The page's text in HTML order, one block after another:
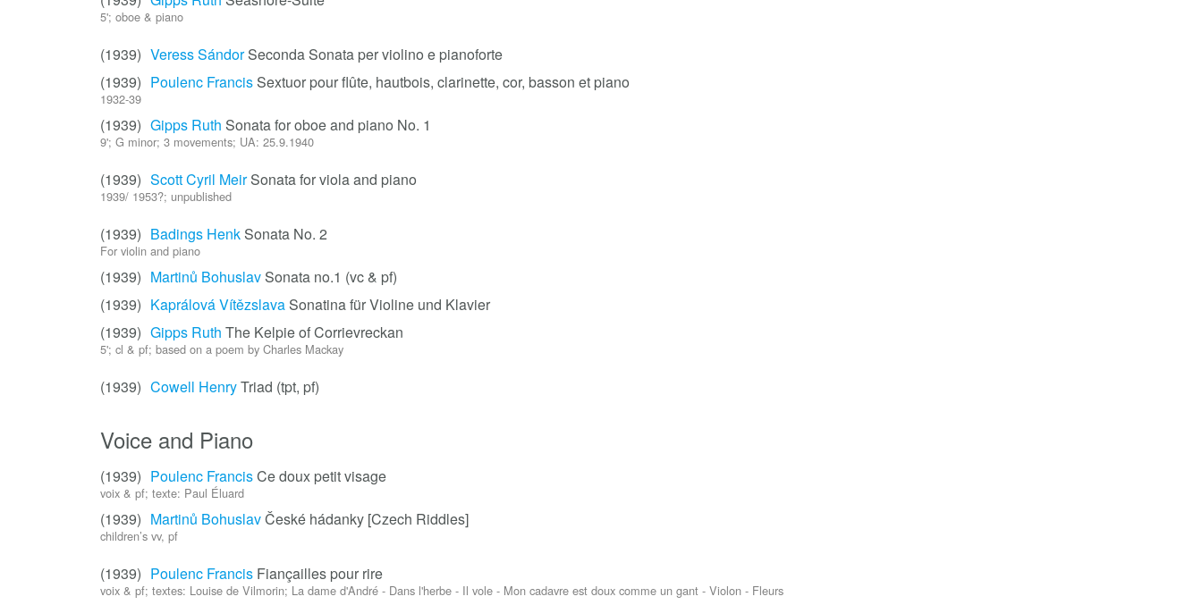
5'; oboe & piano
Veress SándorSeconda Sonata per violino e pianoforte
(1939)
Poulenc Francis Sextuor pour flûte, hautbois, clarinette, cor, basson et piano
(1939)
1932-39
Gipps Ruth Sonata for oboe and piano No. 1
(1939)
9'; G minor; 3 movements; UA: 25.9.1940
Scott Cyril MeirSonata for viola and piano
(1939)
1939/ 1953?; unpublished
Badings Henk Sonata No. 2
(1939)
For violin and piano
Martinů Bohuslav Sonata no.1 (vc & pf)
(1939)
Kaprálová Vítězslava Sonatina für Violine und Klavier
(1939)
Gipps Ruth The Kelpie of Corrievreckan
(1939)
5'; cl & pf; based on a poem by Charles Mackay
Cowell HenryTriad (tpt, pf)
(1939)
Voice and Piano
Poulenc FrancisCe doux petit visage
(1939)
voix & pf; texte: Paul Éluard
Martinů BohuslavČeské hádanky [Czech Riddles]
(1939)
children’s vv, pf
Poulenc Francis Fiançailles pour rire
(1939)
voix & pf; textes: Louise de Vilmorin; La dame d'André - Dans l'herbe - Il vole - Mon cadavre est doux comme un gant - Violon - Fleurs